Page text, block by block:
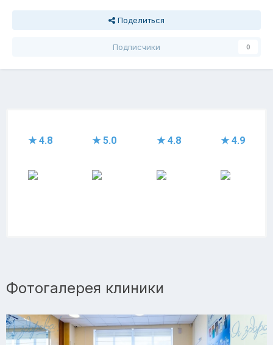
Поделиться
Подписчики 0
★ 4.8 ★ 5.0 ★ 4.8 ★ 4.9
Фотогалерея клиники